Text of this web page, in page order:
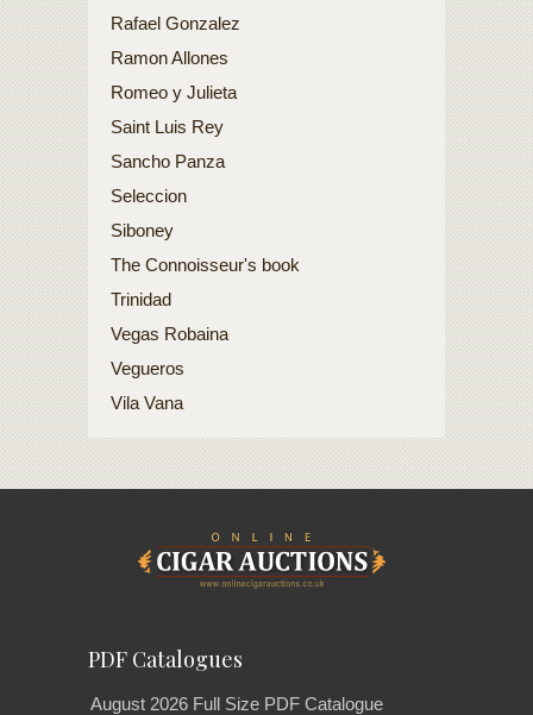
Rafael Gonzalez
Ramon Allones
Romeo y Julieta
Saint Luis Rey
Sancho Panza
Seleccion
Siboney
The Connoisseur's book
Trinidad
Vegas Robaina
Vegueros
Vila Vana
PDF Catalogues
August 2026 Full Size PDF Catalogue